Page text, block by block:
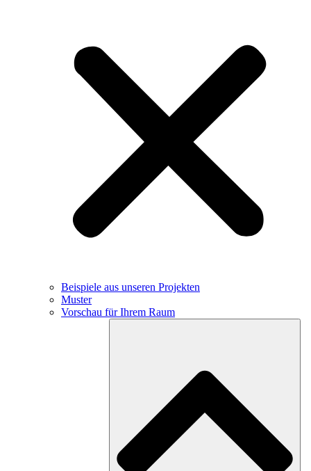
Beispiele aus unseren Projekten
Muster
Vorschau für Ihrem Raum